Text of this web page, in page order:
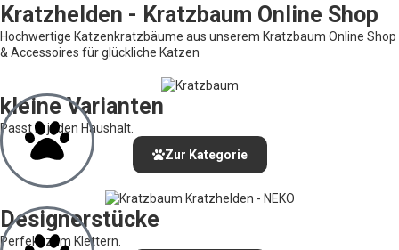
Kratzhelden - Kratzbaum Online Shop
Hochwertige Katzenkratzbäume aus unserem Kratzbaum Online Shop
& Accessoires für glückliche Katzen
kleine Varianten
Passt in jeden Haushalt.
Zur Kategorie
Designerstücke
Perfekt zum Klettern.